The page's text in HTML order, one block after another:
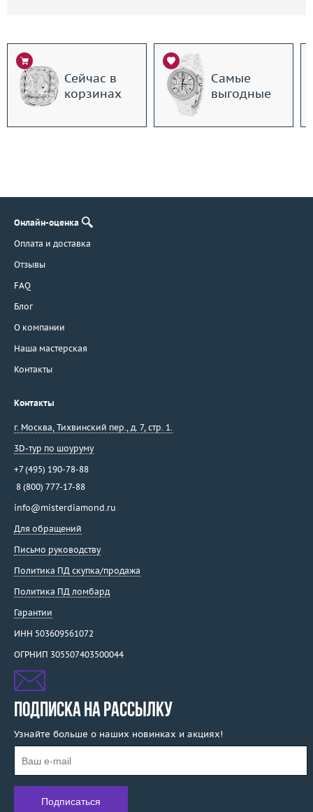
Сейчас в
корзинах
Самые
выгодные
Онлайн-оценка
Оплата и доставка
Отзывы
FAQ
Блог
О компании
Наша мастерская
Контакты
Контакты
г. Москва, Тихвинский пер., д. 7, стр. 1.
3D-тур по шоуруму
+7 (495) 190-78-88
8 (800) 777-17-88
info@misterdiamond.ru
Для обращений
Письмо руководству
Политика ПД скупка/продажа
Политика ПД ломбард
Гарантии
ИНН 503609561072
ОГРНИП 305507403500044
ПОДПИСКА НА РАССЫЛКУ
Узнайте больше о наших новинках и акциях!